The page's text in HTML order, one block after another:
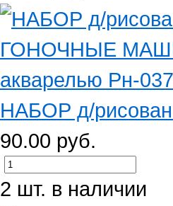
НАБОР д/
90.00 руб.
2 шт. в наличии